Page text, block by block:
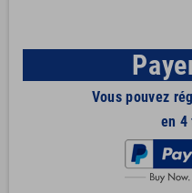
Vous pouvez
en 4